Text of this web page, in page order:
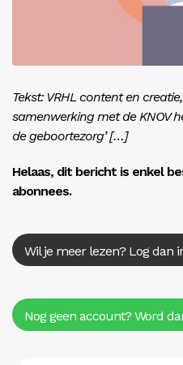
Tekst: VRHL content en
samenwerking met de KNOV
de geboortezorg’ […]
Helaas, dit bericht is enkel
abonnees.
Wil je meer lezen? Log dan
Nog geen account? Word